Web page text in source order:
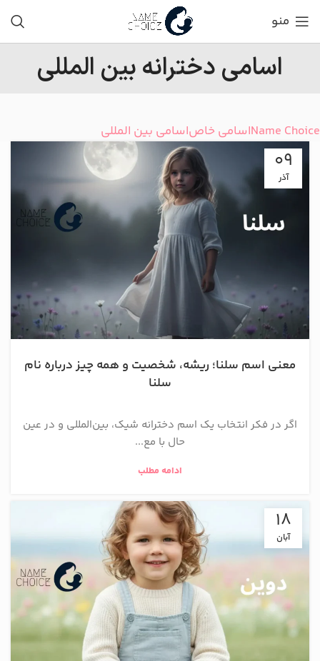
منو
اسامی دخترانه بین المللی
Name Choiceاسامی خاصاسامی بین المللی
09
آذر
معنی اسم سلنا؛ ریشه، شخصیت و همه چیز درباره نام
سلنا
اگر در فکر انتخاب یک اسم دخترانه شیک، بین‌المللی و در عین
حال با مع...
ادامه مطلب
18
آبان